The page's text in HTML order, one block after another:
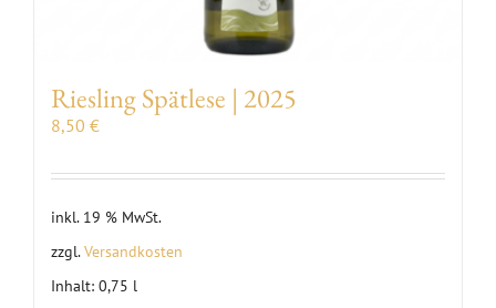
Riesling Spätlese | 2025
8,50 €
inkl. 19 % MwSt.
zzgl.Versandkosten
Inhalt: 0,75 l